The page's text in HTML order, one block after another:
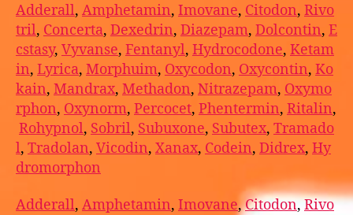
Adderall, Amphetamin, Imovane, Citodon, Rivo
tril, Concerta, Dexedrin, Diazepam, Dolcontin, E
cstasy, Vyvanse, Fentanyl, Hydrocodone, Ketam
in, Lyrica, Morphuim, Oxycodon, Oxycontin, Ko
kain, Mandrax, Methadon, Nitrazepam, Oxymo
rphon, Oxynorm, Percocet, Phentermin, Ritalin,
Rohypnol, Sobril, Subuxone, Subutex, Tramado
l, Tradolan, Vicodin, Xanax, Codein, Didrex, Hy
dromorphon
Adderall, Amphetamin, Imovane,Citodon,Rivo